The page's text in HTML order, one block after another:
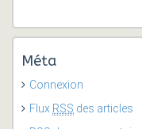
Méta
Connexion
Flux RSS des articles